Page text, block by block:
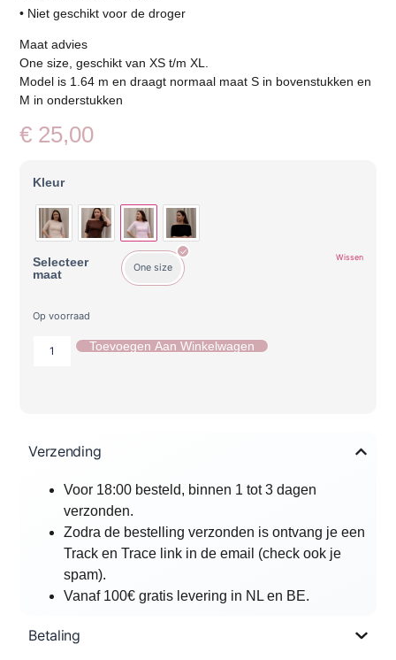
• Niet geschikt voor de droger
Maat advies
One size, geschikt van XS t/m XL.
Model is 1.64 m en draagt normaal maat S in bovenstukken en
M in onderstukken
€ 25,00
Kleur
Selecteer
maat
One size
Wissen
Op voorraad
Toevoegen Aan Winkelwagen
Verzending
Voor 18:00 besteld, binnen 1 tot 3 dagen
verzonden.
Zodra de bestelling verzonden is ontvang je een
Track en Trace link in de email (check ook je
spam).
Vanaf 100€ gratis levering in NL en BE.
Betaling